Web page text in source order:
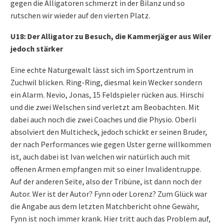
gegen die Alligatoren schmerzt in der Bilanz und so
rutschen wir wieder auf den vierten Platz.
U18: Der Alligator zu Besuch, die Kammerjäger aus Wiler
jedoch stärker
Eine echte Naturgewalt lässt sich im Sportzentrum in
Zuchwil blicken. Ring-Ring, diesmal kein Wecker sondern
ein Alarm. Nevio, Jonas, 15 Feldspieler rücken aus. Hirschi
und die zwei Welschen sind verletzt am Beobachten. Mit
dabei auch noch die zwei Coaches und die Physio. Oberli
absolviert den Multicheck, jedoch schickt er seinen Bruder,
der nach Performances wie gegen Uster gerne willkommen
ist, auch dabei ist Ivan welchen wir natürlich auch mit
offenen Armen empfangen mit so einer Invalidentruppe.
Auf der anderen Seite, also der Tribüne, ist dann noch der
Autor. Wer ist der Autor? Fynn oder Lorenz? Zum Glück war
die Angabe aus dem letzten Matchbericht ohne Gewähr,
Fynn ist noch immer krank. Hier tritt auch das Problem auf,